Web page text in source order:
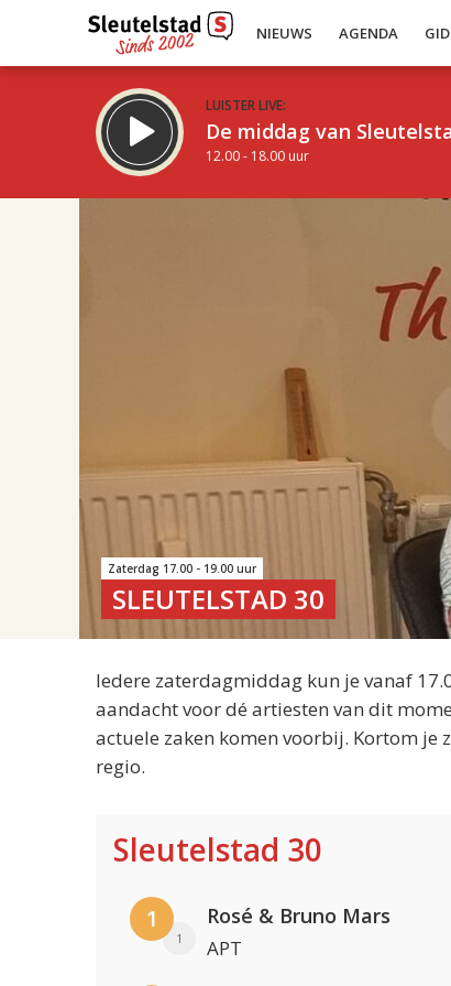
NIEUWS AGENDA
LUISTER LIVE:
De middag van
12.00 - 18.00 uur
Zaterdag 17.00 - 19.00 uur
SLEUTELSTAD 30
Iedere zaterdagmiddag kun je vanaf
aandacht voor dé artiesten van dit
actuele zaken komen voorbij. Kortom je
regio.
Sleutelstad 30
1
1
Rosé & Bruno Mars
APT